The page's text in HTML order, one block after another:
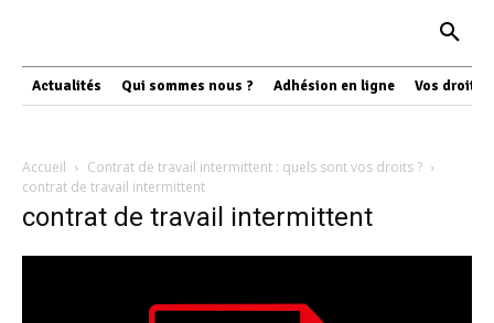
Actualités Qui sommes nous ? Adhésion en ligne Vos droits
Accueil
Contrat de travail intermittent : quels sont vos droits ?
contrat de travail intermittent
contrat de travail intermittent